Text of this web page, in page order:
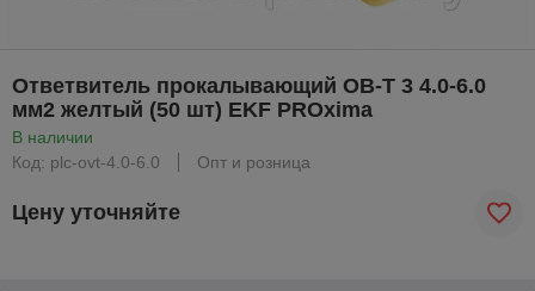
Ответвитель прокалывающий ОВ-Т 3 4.0-6.0
мм2 желтый (50 шт) EKF PROxima
В наличии
Код: plc-ovt-4.0-6.0
Опт и розница
Цену уточняйте